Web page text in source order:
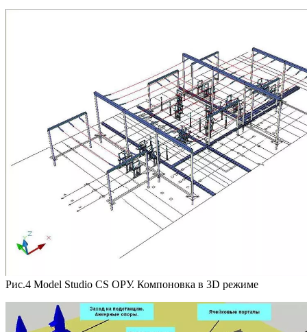
Рис.4 Model Studio CS ОРУ. Компоновка в 3D режиме